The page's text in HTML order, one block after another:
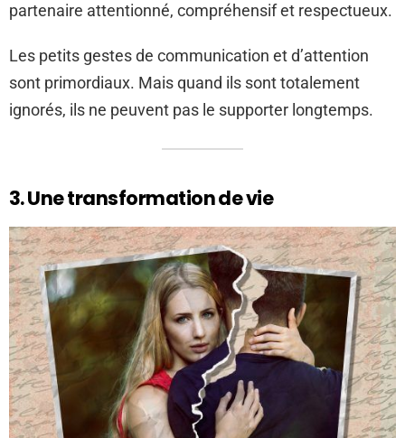
partenaire attentionné, compréhensif et respectueux.
Les petits gestes de communication et d’attention
sont primordiaux. Mais quand ils sont totalement
ignorés, ils ne peuvent pas le supporter longtemps.
3. Une transformation de vie